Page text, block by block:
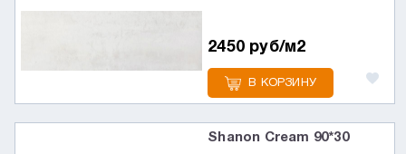
2450 руб/м2
В КОРЗИНУ
Shanon Cream 90*30